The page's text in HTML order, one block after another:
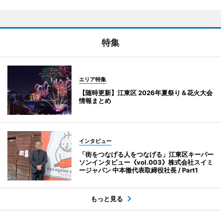
特集
エリア特集
【随時更新】江東区 2026年夏祭り＆花火大会
情報まとめ
インタビュー
「街をつなげる人をつなげる」江東区キーパー
ソンインタビュー《vol.003》株式会社スイミ
ージャパン 中本徹代表取締役社長 / Part1
もっと見る